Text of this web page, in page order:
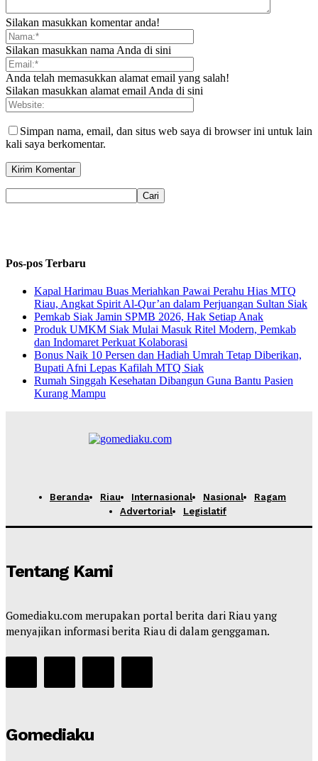
Silakan masukkan komentar anda!
Silakan masukkan nama Anda di sini
Anda telah memasukkan alamat email yang salah!
Silakan masukkan alamat email Anda di sini
Simpan nama, email, dan situs web saya di browser ini untuk lain
kali saya berkomentar.
Pos-pos Terbaru
Kapal Harimau Buas Meriahkan Pawai Perahu Hias MTQ
Riau, Angkat Spirit Al-Qur’an dalam Perjuangan Sultan Siak
Pemkab Siak Jamin SPMB 2026, Hak Setiap Anak
Produk UMKM Siak Mulai Masuk Ritel Modern, Pemkab
dan Indomaret Perkuat Kolaborasi
Bonus Naik 10 Persen dan Hadiah Umrah Tetap Diberikan,
Bupati Afni Lepas Kafilah MTQ Siak
Rumah Singgah Kesehatan Dibangun Guna Bantu Pasien
Kurang Mampu
Beranda Riau Internasional Nasional
Ragam
Advertorial
Legislatif
Tentang Kami
Gomediaku.com merupakan portal berita dari Riau yang
menyajikan informasi berita Riau di dalam genggaman.
Gomediaku